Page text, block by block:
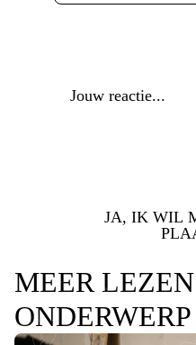
JA, IK WIL
MEER
ONDERWERP